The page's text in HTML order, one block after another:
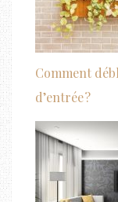
Comment
d’entrée ?